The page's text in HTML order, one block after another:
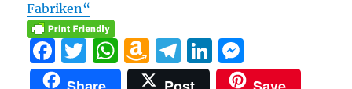
Fabriken“
F
a
T
w
W
h
A
m
T
el
Li
n e